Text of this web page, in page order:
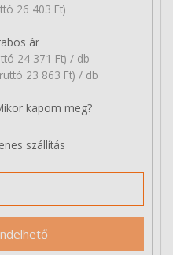
26 403 Ft)
ár
24 371 Ft) / db
23 863 Ft) / db
kapom meg?
szállítás